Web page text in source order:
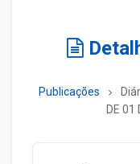
Publicações
DE 01